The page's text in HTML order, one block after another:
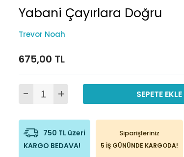
Yabani Çayırlara Doğru
Trevor Noah
675,00 TL
- + SEPETE EKLE
750 TL üzeri
KARGO BEDAVA!
Siparişleriniz
5 İŞ GÜNÜNDE KARGODA!